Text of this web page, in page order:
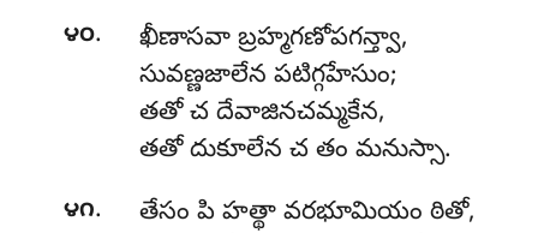
౪౦.
ఖీణాసవా బ్రహ్మగణోపగన్త్వా,
సువణ్ణజాలేన పటిగ్గహేసుం;
తతో చ దేవాజినచమ్మకేన,
తతో దుకూలేన చ తం మనుస్సా.
౪౧.
తేసం పి హత్థా వరభూమియం ఠితో,